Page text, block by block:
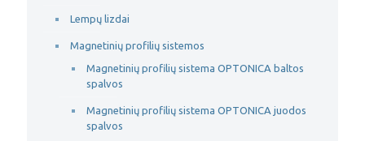
Lempų lizdai
Magnetinių profilių sistemos
Magnetinių profilių sistema OPTONICA baltos
spalvos
Magnetinių profilių sistema OPTONICA juodos
spalvos